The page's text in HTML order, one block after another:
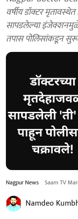
वर्षीय डॉक्टर
सापडलेल्या इंजेक्शनमुळे
तपास पोलिसांकडून
Nagpur News Saam TV
Namdeo